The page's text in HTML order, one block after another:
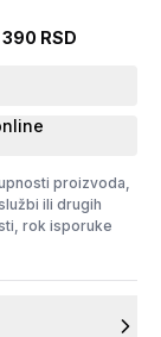
390 RSD
proizvoda,
ili drugih
rok isporuke